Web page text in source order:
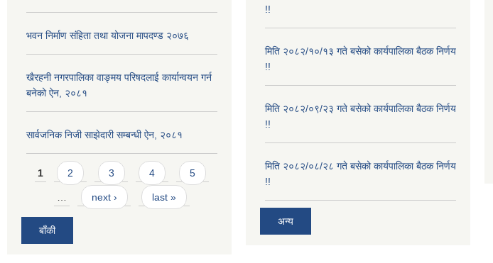
भवन निर्माण संहिता तथा योजना मापदण्ड २०७६
खैरहनी नगरपालिका वाङ्मय परिषदलाई कार्यान्वयन गर्न
बनेको ऐन, २०८१
सार्वजनिक निजी साझेदारी सम्बन्धी ऐन, २०८१
Pages
1 2 3 4 5
… next › last »
बाँकी
!!
मिति २०८२/१०/१३ गते बसेको कार्यपालिका बैठक निर्णय
!!
मिति २०८२/०९/२३ गते बसेको कार्यपालिका बैठक निर्णय
!!
मिति २०८२/०८/२८ गते बसेको कार्यपालिका बैठक निर्णय
!!
अन्य